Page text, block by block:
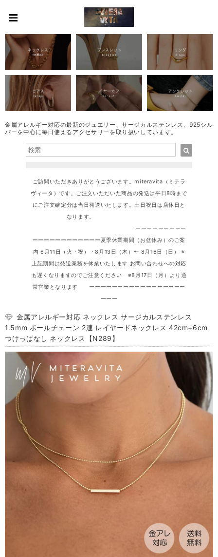
金属アレルギー対応の最新のジュエリー、サージカルステンレス、925シル
バーを中心に毎日使えるアクセサリーを取り扱いしています。
ご訪問いただきありがとうございます。miteravita（ミテラ
ヴィータ）です。ご注文いただいた商品の発送は平日8時まで
にご注文確定分は当日発送いたします。土日祝日は店休日と
なります。
ーーーーーーーーー
ーーーーーーーーーーーー夏季休業期間（お盆休み）のご案
内 8月11日（火・祝）・8月13日（木）〜 8月16日（日） ※
上記期間は発送業務を休業いたします お問い合わせへの対応
も遅くなりますのでご注意ください ※8月17日（月）より通
常営業となります ーーーーーーーーーーーーーーーーー
ーーー
金属アレルギー対応 ネックレス サージカルステンレス
1.5mm ボールチェーン 2連 レイヤードネックレス 42cm+6cm
つけっぱなし ネックレス【N289】